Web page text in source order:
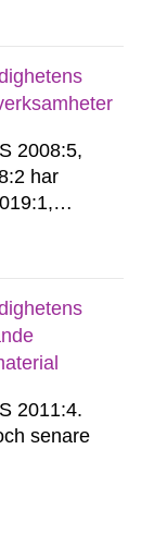
well as
in
radon and
2008:5,
har
2011:4.
senare